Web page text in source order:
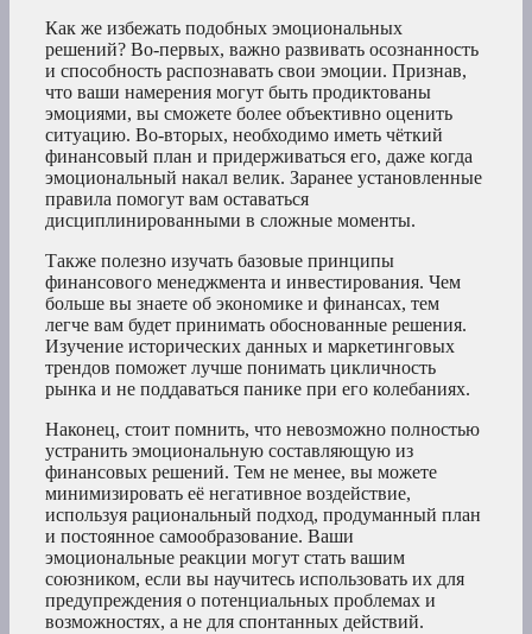
Как же избежать подобных эмоциональных
решений? Во-первых, важно развивать осознанность
и способность распознавать свои эмоции. Признав,
что ваши намерения могут быть продиктованы
эмоциями, вы сможете более объективно оценить
ситуацию. Во-вторых, необходимо иметь чёткий
финансовый план и придерживаться его, даже когда
эмоциональный накал велик. Заранее установленные
правила помогут вам оставаться
дисциплинированными в сложные моменты.
Также полезно изучать базовые принципы
финансового менеджмента и инвестирования. Чем
больше вы знаете об экономике и финансах, тем
легче вам будет принимать обоснованные решения.
Изучение исторических данных и маркетинговых
трендов поможет лучше понимать цикличность
рынка и не поддаваться панике при его колебаниях.
Наконец, стоит помнить, что невозможно полностью
устранить эмоциональную составляющую из
финансовых решений. Тем не менее, вы можете
минимизировать её негативное воздействие,
используя рациональный подход, продуманный план
и постоянное самообразование. Ваши
эмоциональные реакции могут стать вашим
союзником, если вы научитесь использовать их для
предупреждения о потенциальных проблемах и
возможностях, а не для спонтанных действий.